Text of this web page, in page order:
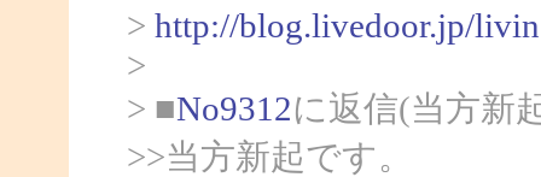
> http://blog.livedoor.jp/
>
> ■No9312に返信(当方新
>>当方新起です。